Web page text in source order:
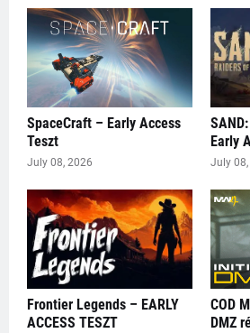
SpaceCraft – Early Access
Teszt
July 08, 2026
Early
July
Frontier Legends – EARLY
ACCESS TESZT
COD
DMZ